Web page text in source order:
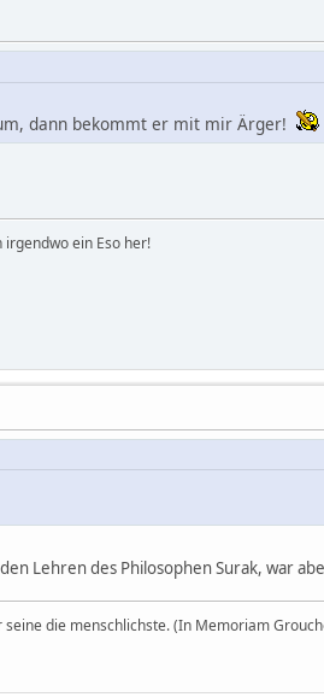
dann bekommt er mit mir Ärger!
ein Eso her!
Lehren des Philosophen Surak, war
die menschlichste. (In Memoriam